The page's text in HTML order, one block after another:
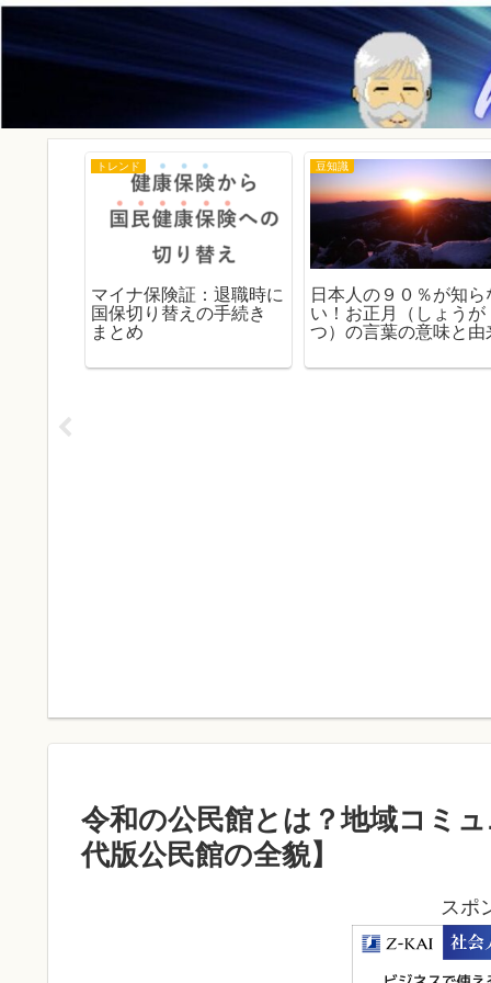
トレンド
マイナ保険証：退職時に
国保切り替えの手続き
まとめ
豆知識
日本人の９０％が知ら
い！お正月（しょうが
つ）の言葉の意味と由
令和の公民館とは？地域コミ
代版公民館の全貌】
スポ